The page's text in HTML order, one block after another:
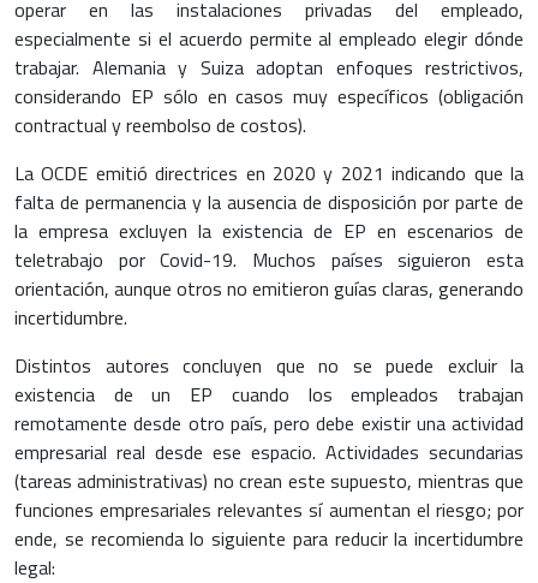
operar en las instalaciones privadas del empleado,
especialmente si el acuerdo permite al empleado elegir dónde
trabajar. Alemania y Suiza adoptan enfoques restrictivos,
considerando EP sólo en casos muy específicos (obligación
contractual y reembolso de costos).
La OCDE emitió directrices en 2020 y 2021 indicando que la
falta de permanencia y la ausencia de disposición por parte de
la empresa excluyen la existencia de EP en escenarios de
teletrabajo por Covid-19. Muchos países siguieron esta
orientación, aunque otros no emitieron guías claras, generando
incertidumbre.
Distintos autores concluyen que no se puede excluir la
existencia de un EP cuando los empleados trabajan
remotamente desde otro país, pero debe existir una actividad
empresarial real desde ese espacio. Actividades secundarias
(tareas administrativas) no crean este supuesto, mientras que
funciones empresariales relevantes sí aumentan el riesgo; por
ende, se recomienda lo siguiente para reducir la incertidumbre
legal: